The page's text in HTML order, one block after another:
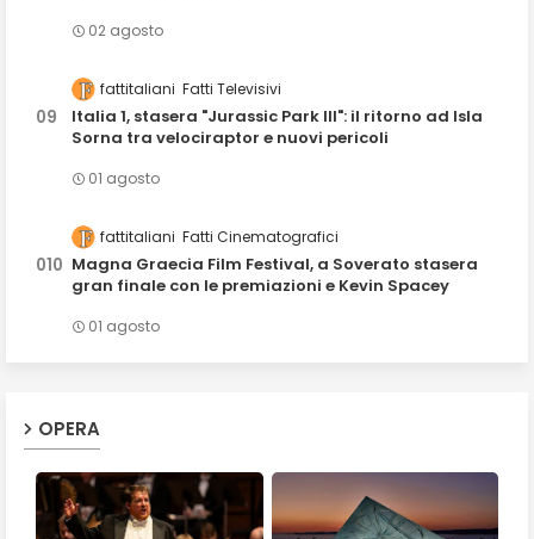
02 agosto
fattitaliani Fatti Televisivi
Italia 1, stasera "Jurassic Park III": il ritorno ad Isla
Sorna tra velociraptor e nuovi pericoli
01 agosto
fattitaliani Fatti Cinematografici
Magna Graecia Film Festival, a Soverato stasera
gran finale con le premiazioni e Kevin Spacey
01 agosto
OPERA